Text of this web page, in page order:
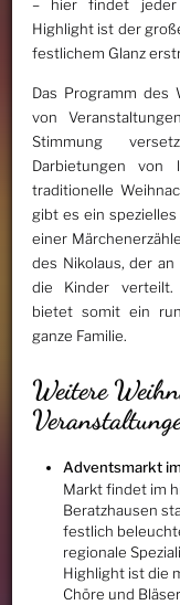
– hier findet jeder
Highlight ist der
festlichem Glanz
Das Programm des
von
Stimmung
Darbietungen von
traditionelle
gibt es ein
einer
des Nikolaus, der
die Kinder verteilt.
bietet somit ein
ganze Familie.
Weitere
Adventsmarkt
Markt findet im
Beratzhausen
festlich
regionale
Highlight ist die
Chöre und